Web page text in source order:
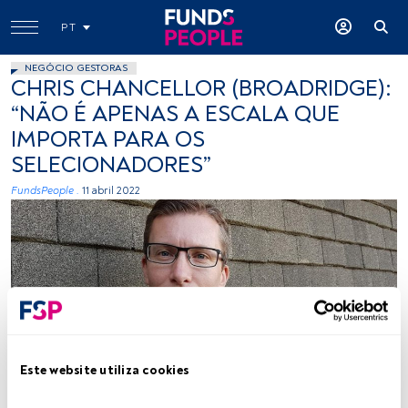
Este website utiliza cookies
PT
NEGÓCIO GESTORAS
CHRIS CHANCELLOR (BROADRIDGE):
“NÃO É APENAS A ESCALA QUE
IMPORTA PARA OS
SELECIONADORES”
FundsPeople . 11 abril 2022